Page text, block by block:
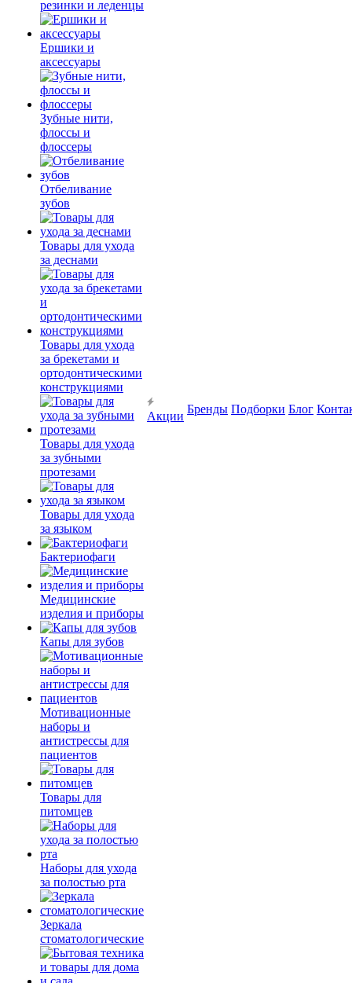
резинки и леденцы
Ершики и
аксессуары
Зубные нити,
флоссы и
флоссеры
Отбеливание
зубов
Товары для ухода
за деснами
Товары для ухода
за брекетами и
ортодонтическими
конструкциями
Товары для ухода
за зубными
протезами
Товары для ухода
за языком
Бактериофаги
Медицинские
изделия и приборы
Капы для зубов
Мотивационные
наборы и
антистрессы для
пациентов
Товары для
питомцев
Наборы для ухода
за полостью рта
Зеркала
стоматологические
Акции
Бренды Подборки Блог